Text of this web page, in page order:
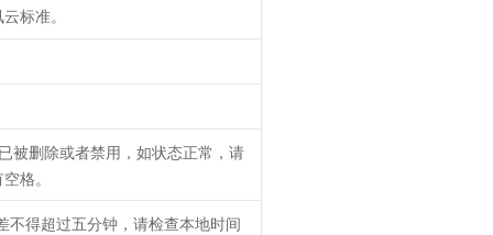
标准。
被删除或者禁用，如状态正常，请
格。
得超过五分钟，请检查本地时间